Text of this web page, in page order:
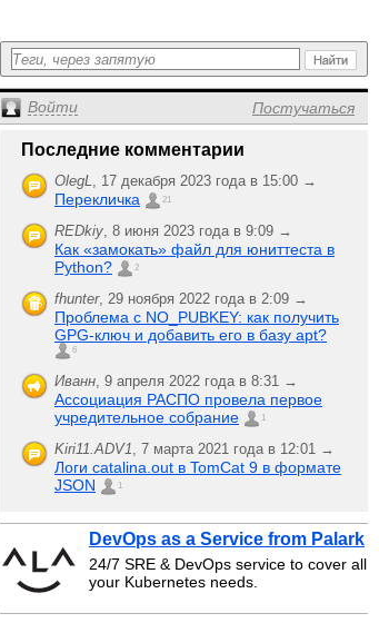
Войти Постучаться
Последние комментарии
OlegL, 17 декабря 2023 года в 15:00 →
Перекличка 21
REDkiy, 8 июня 2023 года в 9:09 →
Как «замокать» файл для юниттеста в
Python?
2
fhunter, 29 ноября 2022 года в 2:09 →
Проблема с NO_PUBKEY: как получить
GPG-ключ и добавить его в базу apt?
6
Иванн, 9 апреля 2022 года в 8:31 →
Ассоциация РАСПО провела первое
учредительное собрание
1
Kiri11.ADV1, 7 марта 2021 года в 12:01 →
Логи catalina.out в TomCat 9 в формате
JSON
1
DevOps as a Service from Palark
24/7 SRE & DevOps service to cover all
your Kubernetes needs.